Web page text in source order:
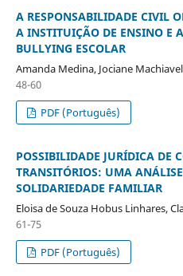
A RESPONSABILIDADE CIVIL
A INSTITUIÇÃO DE ENSINO E
BULLYING ESCOLAR
Amanda Medina, Jociane
48-60
PDF (Português)
POSSIBILIDADE JURÍDICA DE
TRANSITÓRIOS: UMA
SOLIDARIEDADE FAMILIAR
Eloisa de Souza Hobus Linhares,
61-75
PDF (Português)